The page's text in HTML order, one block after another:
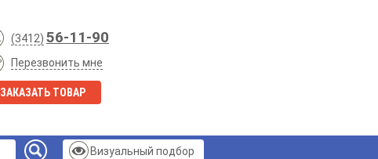
(3412) 56-11-90
Перезвонить мне
ЗАКАЗАТЬ ТОВАР
Визуальный подбор